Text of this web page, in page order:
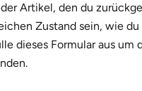
Artikel, den du
Zustand sein, wie
dieses Formularaus um
E-Mail-